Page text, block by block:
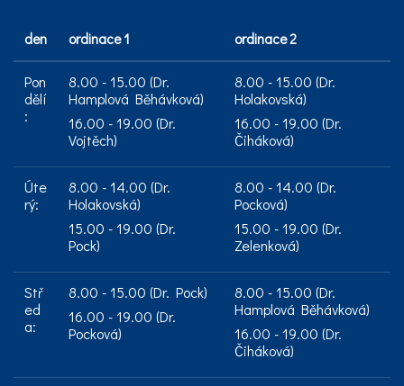
den ordinace 1 ordinace 2
Pon
dělí
:
8.00 - 15.00 (Dr.
Hamplová Běhávková)
16.00 - 19.00 (Dr.
Vojtěch)
8.00 - 15.00 (Dr.
Holakovská)
16.00 - 19.00 (Dr.
Čiháková)
Úte
rý:
8.00 - 14.00 (Dr.
Holakovská)
15.00 - 19.00 (Dr.
Pock)
8.00 - 14.00 (Dr.
Pocková)
15.00 - 19.00 (Dr.
Zelenková)
Stř
ed
a:
8.00 - 15.00 (Dr. Pock)
16.00 - 19.00 (Dr.
Pocková)
8.00 - 15.00 (Dr.
Hamplová Běhávková)
16.00 - 19.00 (Dr.
Čiháková)